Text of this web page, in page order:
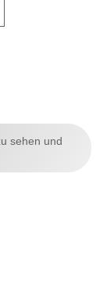
sehen und